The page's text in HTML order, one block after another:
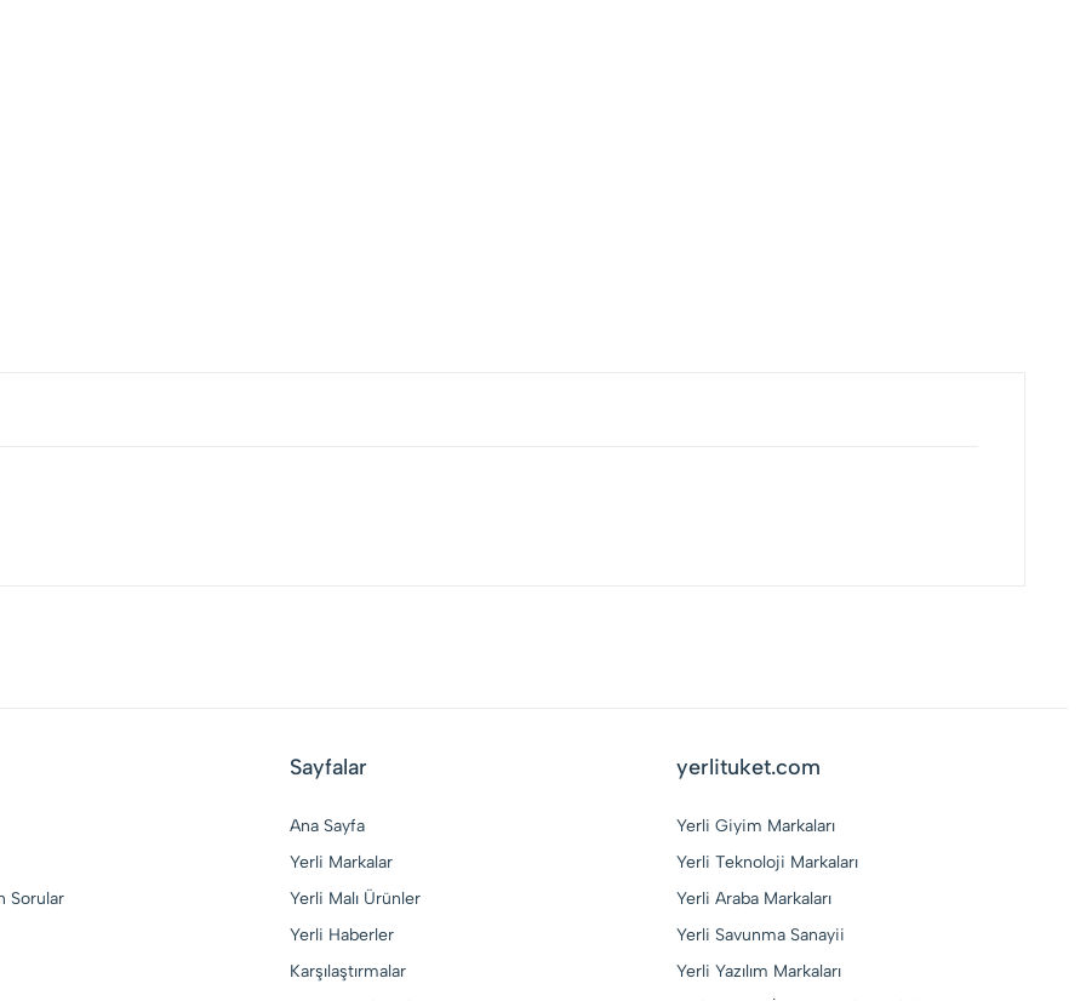
Sorular
Sayfalar
Ana Sayfa
Yerli Markalar
Yerli Malı Ürünler
Yerli Haberler
Karşılaştırmalar
yerlituket.com
Yerli Giyim Markaları
Yerli Teknoloji Markaları
Yerli Araba Markaları
Yerli Savunma Sanayii
Yerli Yazılım Markaları